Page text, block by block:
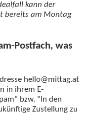
kann der
bereits am Montag
Postfach, was
hello@mittag.at
in ihrem E-
bzw. "In den
Zustellung zu